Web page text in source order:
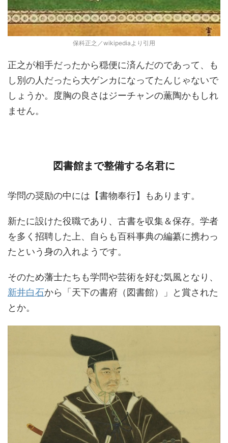
保科正之／wikipediaより引用
正之が相手だったから穏便に済んだのであって、も
し別の人だったら大ゲンカになってたんじゃないで
しょうか。度胸の良さはジーチャンの薫陶かもしれ
ません。
図書館まで整備する名君に
学問の奨励の中には【書物奉行】もあります。
新たに設けた役職であり、古書を収集＆保存。学者
を多く招聘した上、自らも百科事典の編纂に携わっ
たという身の入れようです。
そのため藩士たちも学問や芸術を好む気風となり、
新井白石から「天下の書府（図書館）」と賞された
とか。